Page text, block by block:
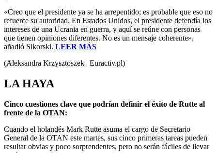
«Creo que el presidente ya se ha arrepentido; es probable que eso no
refuerce su autoridad. En Estados Unidos, el presidente defendía los
intereses de una Ucrania en guerra, y aquí se reúne con personas
que tienen opiniones diferentes. No es un mensaje coherente»,
añadió Sikorski. LEER MÁS
(Aleksandra Krzysztoszek | Euractiv.pl)
LA HAYA
Cinco cuestiones clave que podrían definir el éxito de Rutte al
frente de la OTAN:
Cuando el holandés Mark Rutte asuma el cargo de Secretario
General de la OTAN este martes, sus cinco primeras tareas pueden
resultar obvias y poco sorprendentes, pero no serán fáciles de llevar